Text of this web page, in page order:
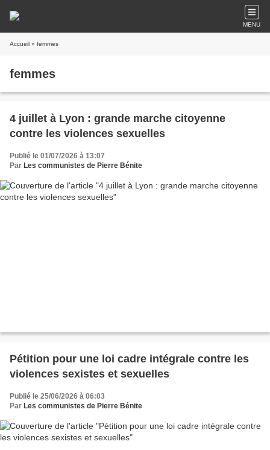
MENU
Accueil » femmes
femmes
4 juillet à Lyon : grande marche citoyenne
contre les violences sexuelles
Publié le 01/07/2026 à 13:07
Par Les communistes de Pierre Bénite
Pétition pour une loi cadre intégrale contre les
violences sexistes et sexuelles
Publié le 25/06/2026 à 06:03
Par Les communistes de Pierre Bénite